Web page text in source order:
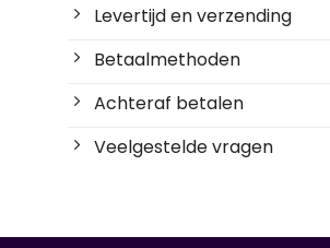
Levertijd en verzending
Betaalmethoden
Achteraf betalen
Veelgestelde vragen